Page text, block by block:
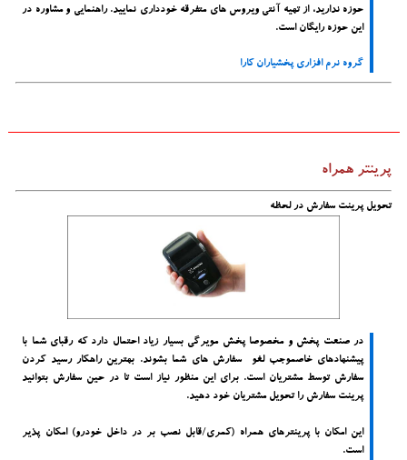
حوزه ندارید، از تهیه آنتی ویروس های متفرقه خودداری نمایید.راهنمایی و مشاوره در
این حوزه رایگان است.
گروه نرم افزاری پخشیاران کارا
پرینتر همراه
تحویل پرینت سفارش در لحظه
در صنعت پخش و مخصوصا پخش مویرگی بسیار زیاد احتمال دارد که رقبای شما با
پیشنهادهای خاصموجب لغو سفارش های شما بشوند. بهترین راهکار رسید کردن
سفارش توسط مشتریان است. برای این منظور نیاز است تا در حین سفارش بتوانید
پرینت سفارش را تحویل مشتریان خود دهید.
این امکان با پرینترهای همراه (کمری/قابل نصب بر در داخل خودرو) امکان پذیر
است.